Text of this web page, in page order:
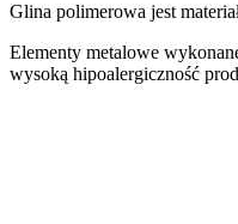
Glina polimerowa jest
Elementy metalowe
wysoką hipoalergiczność